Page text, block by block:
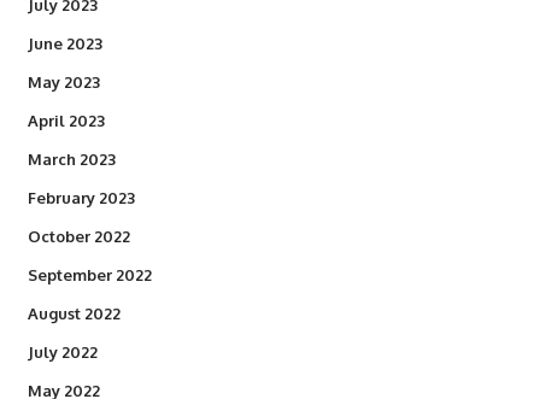
July 2023
June 2023
May 2023
April 2023
March 2023
February 2023
October 2022
September 2022
August 2022
July 2022
May 2022